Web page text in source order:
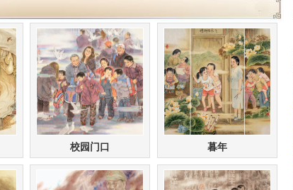
校园门口 暮年